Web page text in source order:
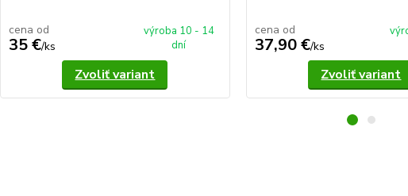
cena od
35 €/ks
výroba 10 - 14
dní
Zvoliť variant
cena od
37,90 €/ks
Zvoliť variant